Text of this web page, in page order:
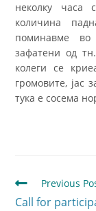
неколку часа
количина
поминавме
зафатени од
колеги се
громовите, јас
тука е сосема
Previous
Call for